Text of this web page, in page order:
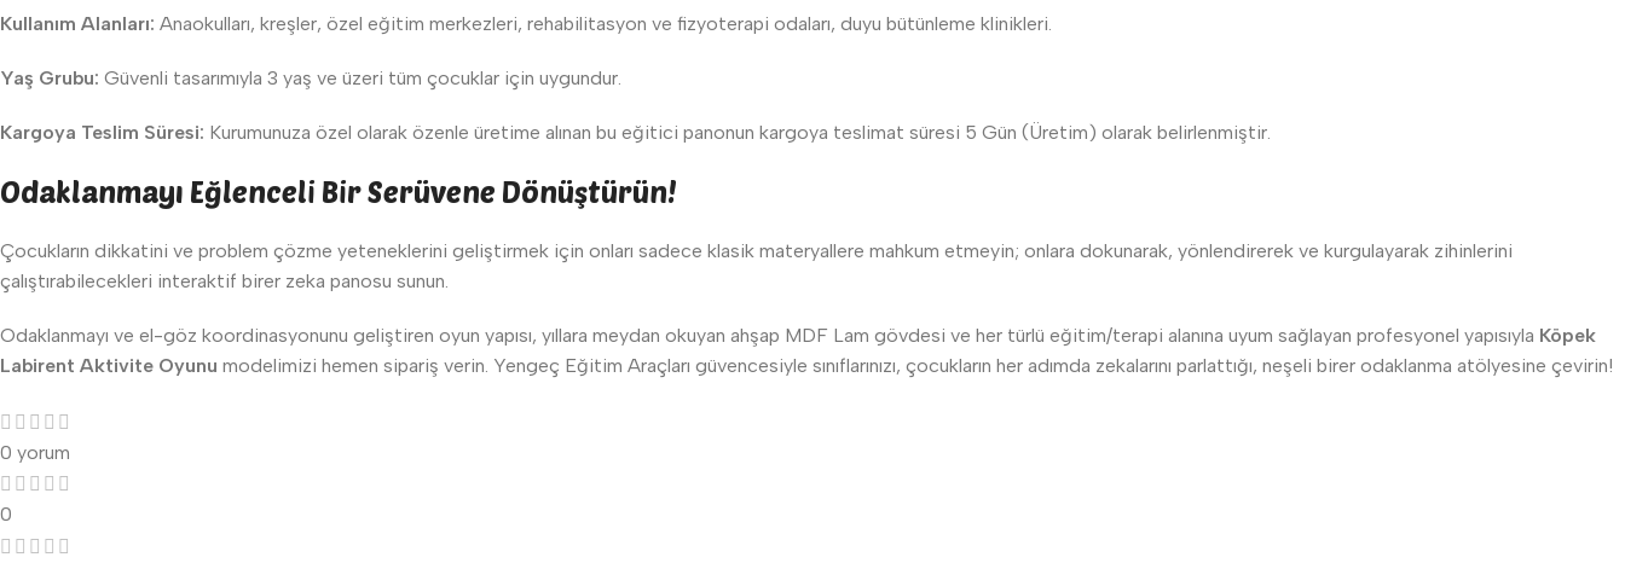
Kullanım Alanları: Anaokulları, kreşler, özel eğitim merkezleri, rehabilitasyon ve fizyoterapi odaları, duyu bütünleme klinikleri.
Yaş Grubu: Güvenli tasarımıyla 3 yaş ve üzeri tüm çocuklar için uygundur.
Kargoya Teslim Süresi: Kurumunuza özel olarak özenle üretime alınan bu eğitici panonun kargoya teslimat süresi 5 Gün (Üretim) olarak belirlenmiştir.
Odaklanmayı Eğlenceli Bir Serüvene Dönüştürün!
Çocukların dikkatini ve problem çözme yeteneklerini geliştirmek için onları sadece klasik materyallere mahkum etmeyin; onlara dokunarak, yönlendirerek ve kurgulayarak zihinlerini
çalıştırabilecekleri interaktif birer zeka panosu sunun.
Odaklanmayı ve el-göz koordinasyonunu geliştiren oyun yapısı, yıllara meydan okuyan ahşap MDF Lam gövdesi ve her türlü eğitim/terapi alanına uyum sağlayan profesyonel yapısıyla Köpek
Labirent Aktivite Oyunu modelimizi hemen sipariş verin. Yengeç Eğitim Araçları güvencesiyle sınıflarınızı, çocukların her adımda zekalarını parlattığı, neşeli birer odaklanma atölyesine çevirin!
0 yorum
0